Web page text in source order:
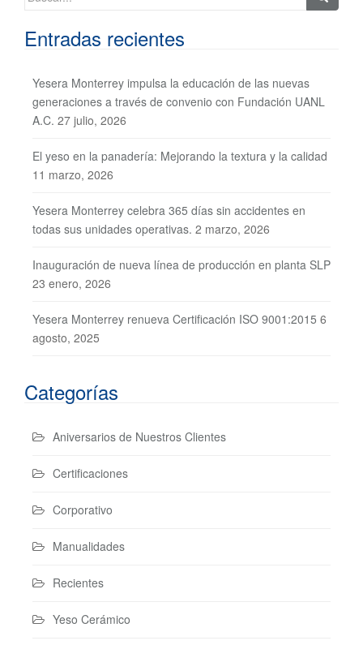
Entradas recientes
Yesera Monterrey impulsa la educación de las nuevas
generaciones a través de convenio con Fundación UANL
A.C. 27 julio, 2026
El yeso en la panadería: Mejorando la textura y la calidad
11 marzo, 2026
Yesera Monterrey celebra 365 días sin accidentes en
todas sus unidades operativas. 2 marzo, 2026
Inauguración de nueva línea de producción en planta SLP
23 enero, 2026
Yesera Monterrey renueva Certificación ISO 9001:2015 6
agosto, 2025
Categorías
Aniversarios de Nuestros Clientes
Certificaciones
Corporativo
Manualidades
Recientes
Yeso Cerámico